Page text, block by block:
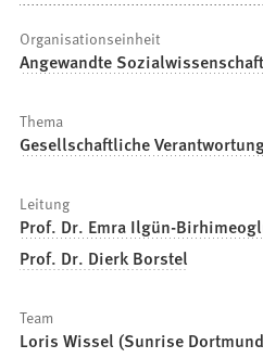
Organisationseinheit
Angewandte
Thema
Gesellschaftliche
Leitung
Prof. Dr. Emra Ilgün-
Prof. Dr. Dierk Borstel
Team
Loris Wissel (Sunrise